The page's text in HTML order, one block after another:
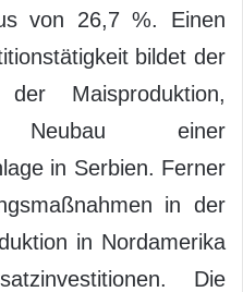
von 26,7 %. Einen
bildet der
Maisproduktion,
einer
in Serbien. Ferner
in der
in Nordamerika
Die